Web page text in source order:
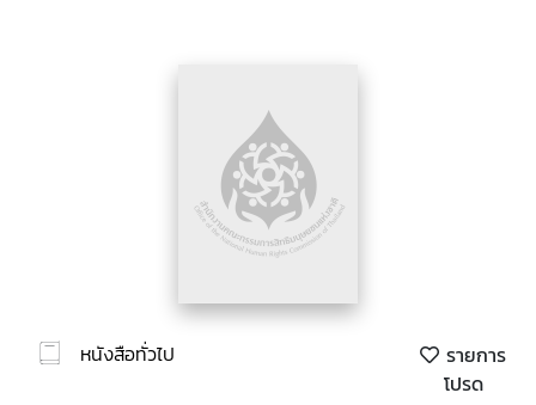
หนังสือทั่วไป
รายการ
โปรด